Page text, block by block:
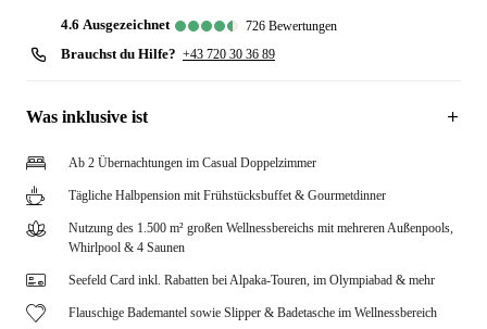
4.6 ausgezeichnet 726 Bewertungen
Brauchst du Hilfe? +43 720 30 36 89
Was inklusive ist
Ab 2 Übernachtungen im Casual Doppelzimmer
Tägliche Halbpension mit Frühstücksbuffet & Gourmetdinner
Nutzung des 1.500 m² großen Wellnessbereichs mit mehreren Außenpools,
Whirlpool & 4 Saunen
Seefeld Card inkl. Rabatten bei Alpaka-Touren, im Olympiabad & mehr
Flauschige Bademantel sowie Slipper & Badetasche im Wellnessbereich